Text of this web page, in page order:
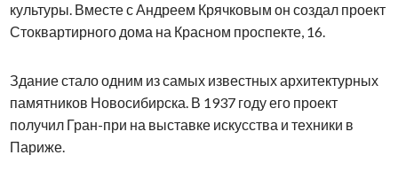
культуры. Вместе с Андреем Крячковым он создал проект
Стоквартирного дома на Красном проспекте, 16.
Здание стало одним из самых известных архитектурных
памятников Новосибирска. В 1937 году его проект
получил Гран-при на выставке искусства и техники в
Париже.